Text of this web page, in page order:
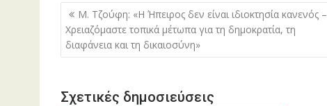
Πλοήγηση
άρθρων
Μ. Τζούφη: «Η Ήπειρος δεν είναι ιδιοκτησία κανενός –
Χρειαζόμαστε τοπικά μέτωπα για τη δημοκρατία, τη
διαφάνεια και τη δικαιοσύνη»
Σχετικές δημοσιεύσεις